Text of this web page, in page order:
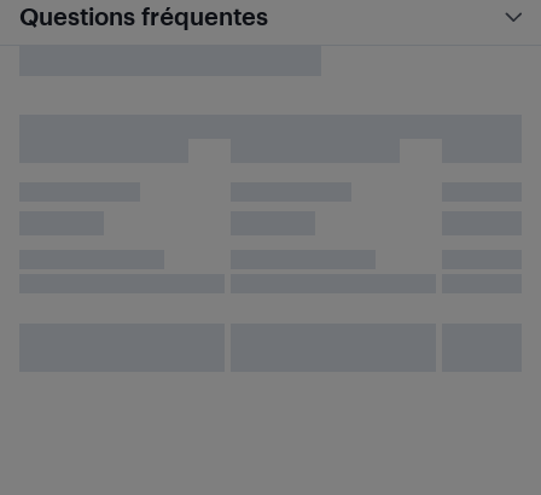
Questions fréquentes